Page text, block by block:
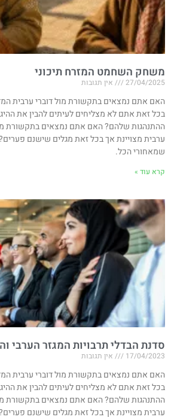
משחק השחמט המזרח תיכוני
27/04/2025 אין תגובות
האם אתם נמצאים בתקשורת מול דוברי ערבית
בכל זאת אתם לא מצליחים לעיתים להבין את
ההתנהגות שלהם? האם אתם נמצאים בתקשורת
ערבית מצויינת אך בכל זאת מגלים שישנם
שמאחורי הכל.
קרא עוד »
סדנת הבדלי תרבויות המגזר הערבי
17/04/2023 אין תגובות
האם אתם נמצאים בתקשורת מול דוברי ערבית
בכל זאת אתם לא מצליחים לעיתים להבין את
ההתנהגות שלהם? האם אתם נמצאים בתקשורת
ערבית מצויינת אך בכל זאת מגלים שישנם